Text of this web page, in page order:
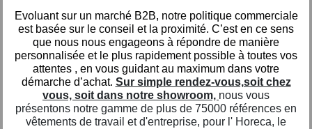
Evoluant sur un marché B2B, notre politique commerciale
est basée sur le conseil et la proximité. C’est en ce sens
que nous nous engageons à répondre de manière
personnalisée et le plus rapidement possible à toutes vos
attentes , en vous guidant au maximum dans votre
démarche d’achat. Sur simple rendez-vous,soit chez
vous, soit dans notre showroom, nous vous
présentons notre gamme de plus de 75000 références en
vêtements de travail et d'entreprise, pour l' Horeca, le